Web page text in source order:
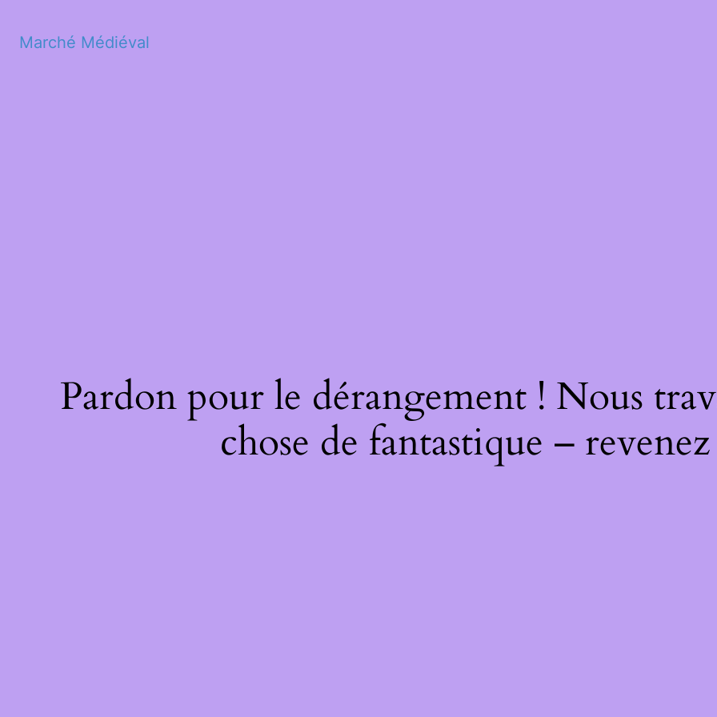
Marché Médiéval
Pardon pour le dérangement ! Nous
chose de fantastique –